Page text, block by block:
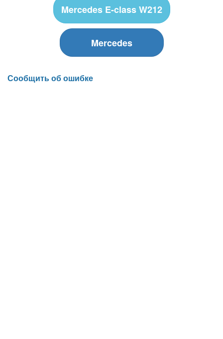
Mercedes E-class W212
Mercedes
Сообщить об ошибке